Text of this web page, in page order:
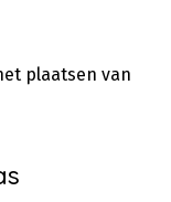
plaatsen van